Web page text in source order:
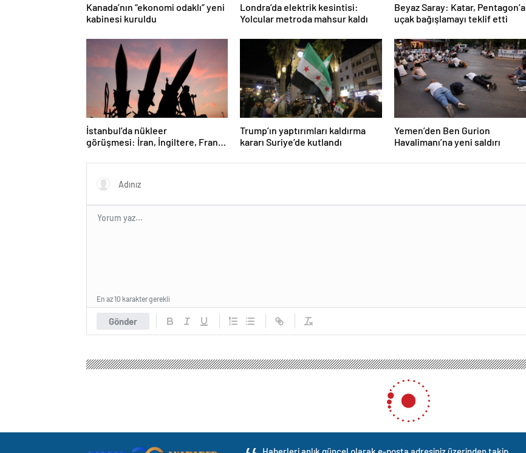
Kanada’nın “ekonomi odaklı” yeni
kabinesi kuruldu
Londra’da elektrik kesintisi:
Yolcular metroda mahsur kaldı
Beyaz Saray: Katar, Pentagon’a
uçak bağışlamayı teklif etti
İstanbul’da nükleer
görüşmesi: İran, İngiltere, Fransa
Trump’ın yaptırımları kaldırma
kararı Suriye’de kutlandı
Yemen’den Ben Gurion
Havalimanı’na yeni saldırı
Gönder
En az 10 karakter gerekli